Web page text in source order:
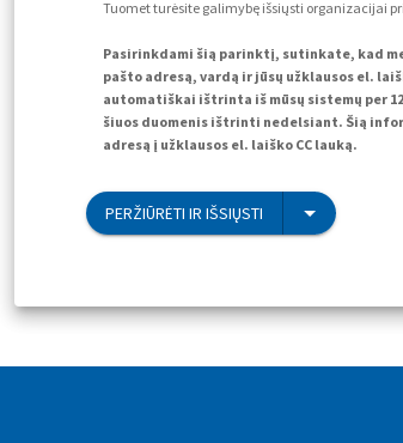
Tuomet turėsite galimybę išsiųsti organizacijai
Pasirinkdami šią parinktį, sutinkate, kad
pašto adresą, vardą ir jūsų užklausos el.
automatiškai ištrinta iš mūsų sistemų per
šiuos duomenis ištrinti nedelsiant. Šią
adresą į užklausos el. laiško CC lauką.
PERŽIŪRĖTI IR IŠSIŲSTI